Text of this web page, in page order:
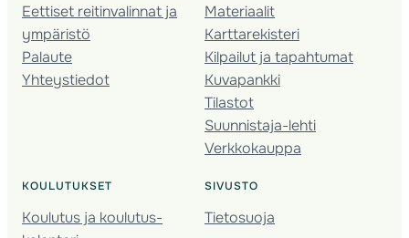
Eettiset reitinvalinnat ja
ympäristö
Palaute
Yhteystiedot
Materiaalit
Karttarekisteri
Kilpailut ja tapahtumat
Kuvapankki
Tilastot
Suunnistaja-lehti
Verkkokauppa
KOULUTUKSET
Koulutus ja koulutus­
SIVUSTO
Tietosuoja